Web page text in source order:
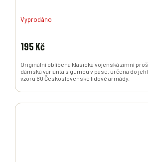
Vyprodáno
195 Kč
Originální oblíbená klasická vojenská zimní
dámská varianta s gumou v pase, určena do
vzoru 60 Československé lidové armády.